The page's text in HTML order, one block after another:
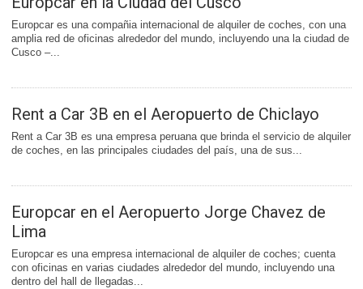
Europcar es una compañia internacional de alquiler de coches, con una
amplia red de oficinas alrededor del mundo, incluyendo una la ciudad de
Cusco –...
Rent a Car 3B en el Aeropuerto de Chiclayo
Rent a Car 3B es una empresa peruana que brinda el servicio de alquiler
de coches, en las principales ciudades del país, una de sus...
Europcar en el Aeropuerto Jorge Chavez de
Lima
Europcar es una empresa internacional de alquiler de coches; cuenta
con oficinas en varias ciudades alrededor del mundo, incluyendo una
dentro del hall de llegadas...